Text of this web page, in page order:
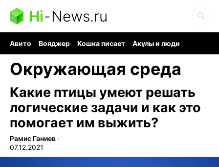
Hi-News.ru
Авито Вояджер Кошка писает
Акулы и люди
Окружающая среда
Какие птицы умеют решать
логические задачи и как это
помогает им выжить?
Рамис Ганиев ∙
07.12.2021